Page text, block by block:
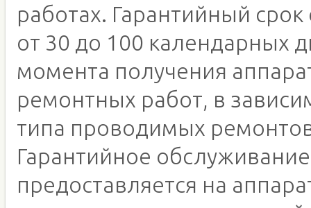
работах. Гарантийный срок
от 30 до 100 календарных
момента получения
ремонтных работ, в
типа проводимых
Гарантийное обслуживание
предоставляется на